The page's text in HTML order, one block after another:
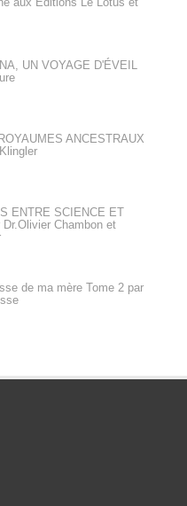
UN VOYAGE D'ÉVEIL
ANCESTRAUX
ENTRE SCIENCE ET
Chambon et
de ma mère Tome 2 par